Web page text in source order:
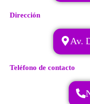
Dirección
Av.
Teléfono de contacto